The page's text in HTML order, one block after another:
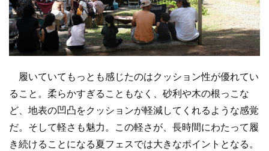
履いていてもっとも感じたのはクッション性が優れてい
ること。柔らかすぎることもなく、砂利や木の根っこな
ど、地表の凹凸をクッションが軽減してくれるような感覚
だ。そして軽さも魅力。この軽さが、長時間にわたって履
き続けることになる夏フェスでは大きなポイントとなる。